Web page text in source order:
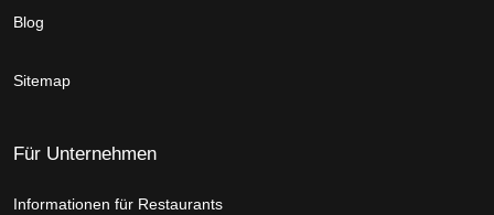
Blog
Sitemap
Für Unternehmen
Informationen für Restaurants